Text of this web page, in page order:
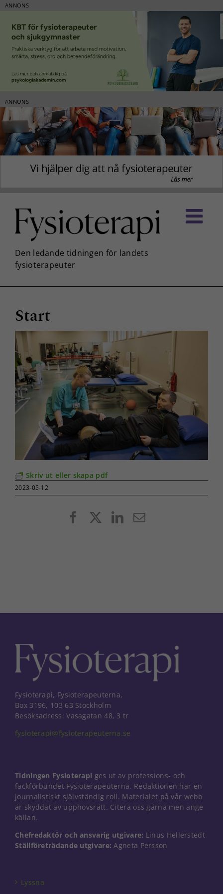
ANNONS
ANNONS
innehållet
Start
Skriv ut eller skapa pdf
2023-05-12
FacebookLinkedIn
E-
Fysioterapi, Fysioterapeuterna,
Box 3196, 103 63 Stockholm
Besöksadress: Vasagatan 48, 3 tr
fysioterapi@fysioterapeuterna.se
Tidningen Fysioterapi ges ut av professions- och
fackförbundet Fysioterapeuterna. Redaktionen har en
journalistiskt självständig roll. Materialet på vår webb
är skyddat av upphovsrätt. Citera oss gärna men ange
källan.
Chefredaktör och ansvarig utgivare: Linus Hellerstedt
Ställföreträdande utgivare: Agneta Persson
Lyssna
Nödvändiga